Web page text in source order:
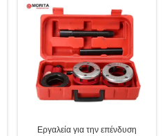
Εργαλεία για την επένδυση